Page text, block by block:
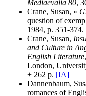
Mediaevalia 80,
Crane, Susan, «
question of
1984, p. 351-374.
Crane, Susan,
and Culture in
English Literature
London,
+ 262 p. [IA]
Dannenbaum,
romances of